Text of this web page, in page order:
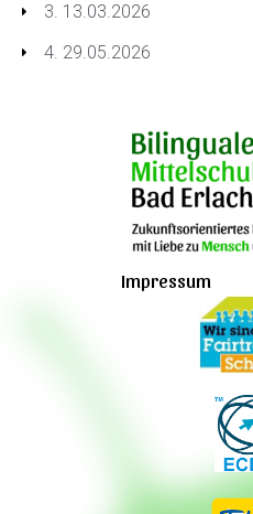
3. 13.03.2026
4. 29.05.2026
Impressum